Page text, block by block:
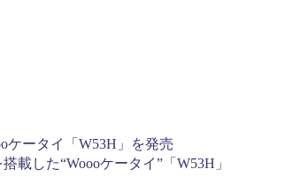
ケータイ「W53H」を発売
載した“Woooケータイ”「W53H」